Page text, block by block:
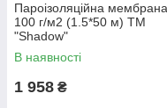
Пароізоляційна мембрана
100 г/м2 (1.5*50 м) ТМ
"Shadow"
В наявності
1 958 ₴